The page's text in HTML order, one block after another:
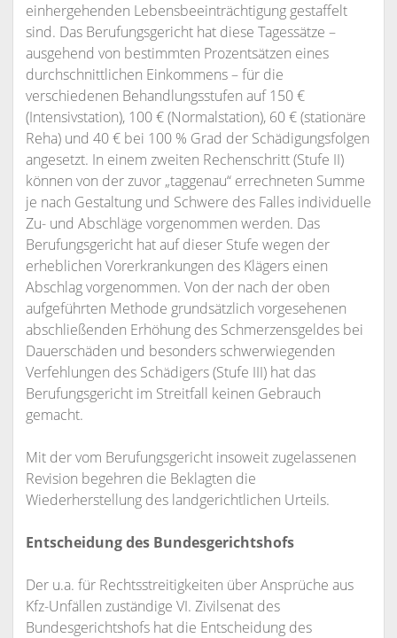
einhergehenden Lebensbeeinträchtigung gestaffelt
sind. Das Berufungsgericht hat diese Tagessätze –
ausgehend von bestimmten Prozentsätzen eines
durchschnittlichen Einkommens – für die
verschiedenen Behandlungsstufen auf 150 €
(Intensivstation), 100 € (Normalstation), 60 € (stationäre
Reha) und 40 € bei 100 % Grad der Schädigungsfolgen
angesetzt. In einem zweiten Rechenschritt (Stufe II)
können von der zuvor „taggenau“ errechneten Summe
je nach Gestaltung und Schwere des Falles individuelle
Zu- und Abschläge vorgenommen werden. Das
Berufungsgericht hat auf dieser Stufe wegen der
erheblichen Vorerkrankungen des Klägers einen
Abschlag vorgenommen. Von der nach der oben
aufgeführten Methode grundsätzlich vorgesehenen
abschließenden Erhöhung des Schmerzensgeldes bei
Dauerschäden und besonders schwerwiegenden
Verfehlungen des Schädigers (Stufe III) hat das
Berufungsgericht im Streitfall keinen Gebrauch
gemacht.
Mit der vom Berufungsgericht insoweit zugelassenen
Revision begehren die Beklagten die
Wiederherstellung des landgerichtlichen Urteils.
Entscheidung des Bundesgerichtshofs
Der u.a. für Rechtsstreitigkeiten über Ansprüche aus
Kfz-Unfällen zuständige VI. Zivilsenat des
Bundesgerichtshofs hat die Entscheidung des